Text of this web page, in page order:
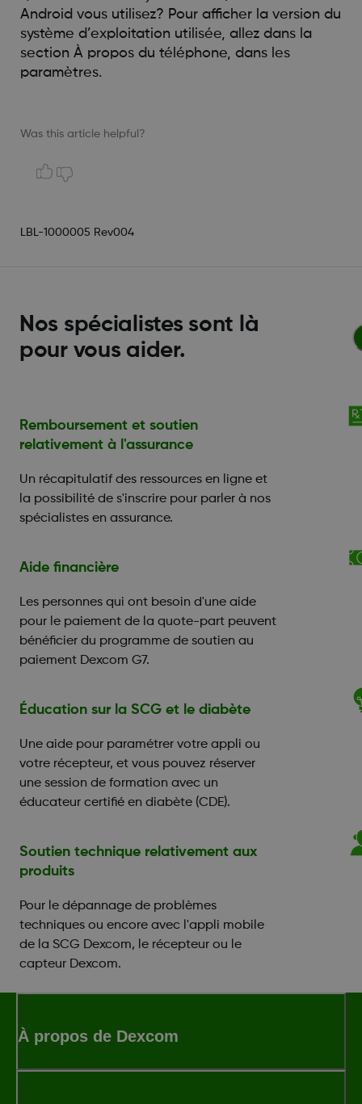
Android vous utilisez? Pour afficher la version du
système d’exploitation utilisée, allez dans la
section À propos du téléphone, dans les
paramètres.
Was this article helpful?
LBL-1000005 Rev004
Nos spécialistes sont là
pour vous aider.
Remboursement et soutien
relativement à l'assurance
Un récapitulatif des ressources en ligne et
la possibilité de s'inscrire pour parler à nos
spécialistes en assurance.
Aide financière
Les personnes qui ont besoin d'une aide
pour le paiement de la quote-part peuvent
bénéficier du programme de soutien au
paiement Dexcom G7.
Éducation sur la SCG et le diabète
Une aide pour paramétrer votre appli ou
votre récepteur, et vous pouvez réserver
une session de formation avec un
éducateur certifié en diabète (CDE).
Soutien technique relativement aux
produits
Pour le dépannage de problèmes
techniques ou encore avec l'appli mobile
de la SCG Dexcom, le récepteur ou le
capteur Dexcom.
À propos de Dexcom